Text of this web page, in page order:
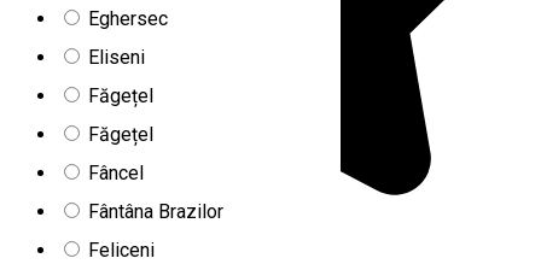
Eghersec
Eliseni
Făgețel
Făgețel
Fâncel
Fântâna Brazilor
Feliceni